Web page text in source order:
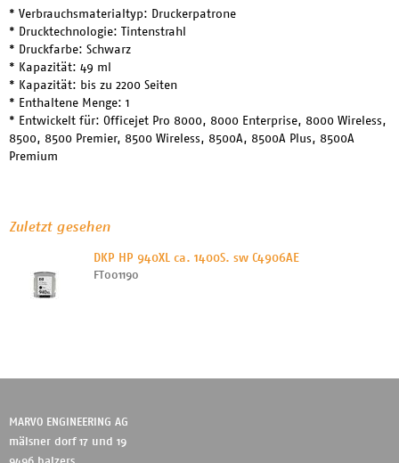
* Verbrauchsmaterialtyp: Druckerpatrone
* Drucktechnologie: Tintenstrahl
* Druckfarbe: Schwarz
* Kapazität: 49 ml
* Kapazität: bis zu 2200 Seiten
* Enthaltene Menge: 1
* Entwickelt für: Officejet Pro 8000, 8000 Enterprise, 8000 Wireless,
8500, 8500 Premier, 8500 Wireless, 8500A, 8500A Plus, 8500A
Premium
Zuletzt gesehen
DKP HP 940XL ca. 1400S. sw C4906AE
FT001190
MARVO ENGINEERING AG
mälsner dorf 17 und 19